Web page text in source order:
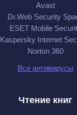
Avast
Dr.Web Security
ESET Mobile
Kaspersky Internet
Norton 360
Все антивирусы
Чтение книг